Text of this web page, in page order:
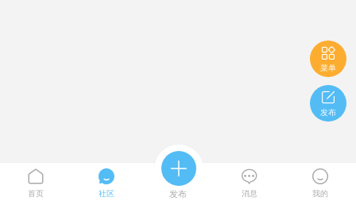

菜单

发布

首页

社区

发布

消息

我的